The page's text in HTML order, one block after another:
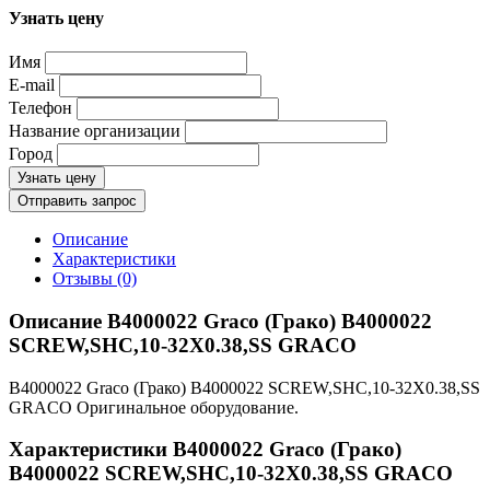
Узнать цену
Имя
E-mail
Телефон
Название организации
Город
Узнать цену
Отправить запрос
Описание
Характеристики
Отзывы (0)
Описание B4000022 Graco (Грако) B4000022
SCREW,SHC,10-32X0.38,SS GRACO
B4000022 Graco (Грако) B4000022 SCREW,SHC,10-32X0.38,SS
GRACO Оригинальное оборудование.
Характеристики B4000022 Graco (Грако)
B4000022 SCREW,SHC,10-32X0.38,SS GRACO